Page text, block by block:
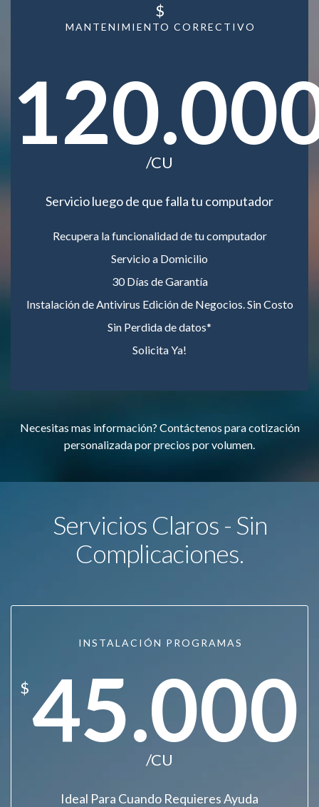
MANTENIMIENTO CORRECTIVO
$
/CU
Servicio luego de que falla tu computador
Recupera la funcionalidad de tu computador
Servicio a Domicilio
30 Días de Garantía
Instalación de Antivirus Edición de Negocios. Sin Costo
Sin Perdida de datos*
Solicita Ya!
Necesitas mas información? Contáctenos para cotización
personalizada por precios por volumen.
Servicios Claros - Sin
Complicaciones.
INSTALACIÓN PROGRAMAS
$45.000
/CU
Ideal Para Cuando Requieres Ayuda